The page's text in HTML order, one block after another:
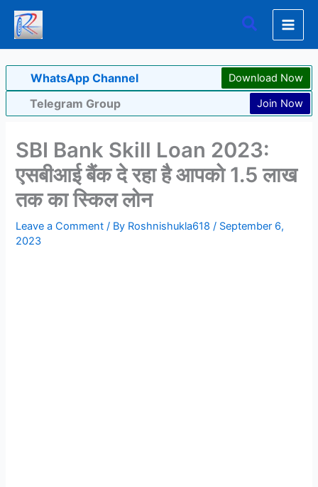
Skip
content
Search
WhatsApp Channel Download Now
Telegram Group Join Now
SBI Bank Skill Loan 2023:
एसबीआई बैंक दे रहा है आपको 1.5 लाख
तक का स्किल लोन
Leave a Comment / By Roshnishukla618/ September 6,
2023